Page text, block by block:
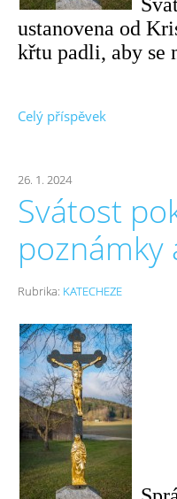
ustanovena od
křtu padli, aby se
Celý příspěvek
26. 1. 2024
Svátost
Rubrika: KATECHEZE